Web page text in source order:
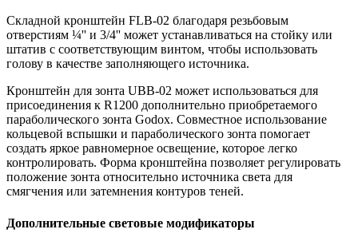
Складной кронштейн FLB-02 благодаря резьбовым
отверстиям ¼'' и 3/4'' может устанавливаться на стойку или
штатив с соответствующим винтом, чтобы использовать
голову в качестве заполняющего источника.
Кронштейн для зонта UBB-02 может использоваться для
присоединения к R1200 дополнительно приобретаемого
параболического зонта Godox. Совместное использование
кольцевой вспышки и параболического зонта помогает
создать яркое равномерное освещение, которое легко
контролировать. Форма кронштейна позволяет регулировать
положение зонта относительно источника света для
смягчения или затемнения контуров теней.
Дополнительные световые модификаторы